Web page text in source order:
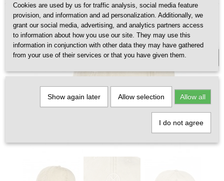
LIMITED
Cookies are used by us for traffic analysis, social media feature
provision, and information and ad personalization. Additionally, we
grant our social media, advertising, and analytics partners access
to information about how you use our site. They may use this
information in conjunction with other data they may have gathered
from your use of their services or that you have given them.
Show again later Allow selection Allow all
I do not agree